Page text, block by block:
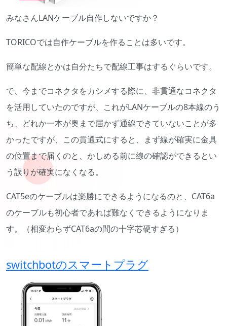
みなさんLANケーブル自作しないですか？
TORICOでは自作ケーブルを作ることは多いです。
簡単な配線とかは自分たちで配線工事はするぐらいです。
で、今までコネクタをカシメする際に、非貫通なコネクタ
を活用していたのですが、これがLANケーブルの8本線のう
ち、どれか一本が奥まで届かず通線できていないことが多
かったですが、この貫通式にすると、まず線が確実に金具
の位置まで届くのと、かしめる前に線の確認ができるとい
う誤りが確実になくなる。
CAT5eのケーブルは楽勝にできるようになるのと、CAT6a
のケーブルも初心者であれば難なくできるようになりま
す。（相変わらずCAT6aの間の十字芯硬すぎる）
switchbotのスマートプラグ